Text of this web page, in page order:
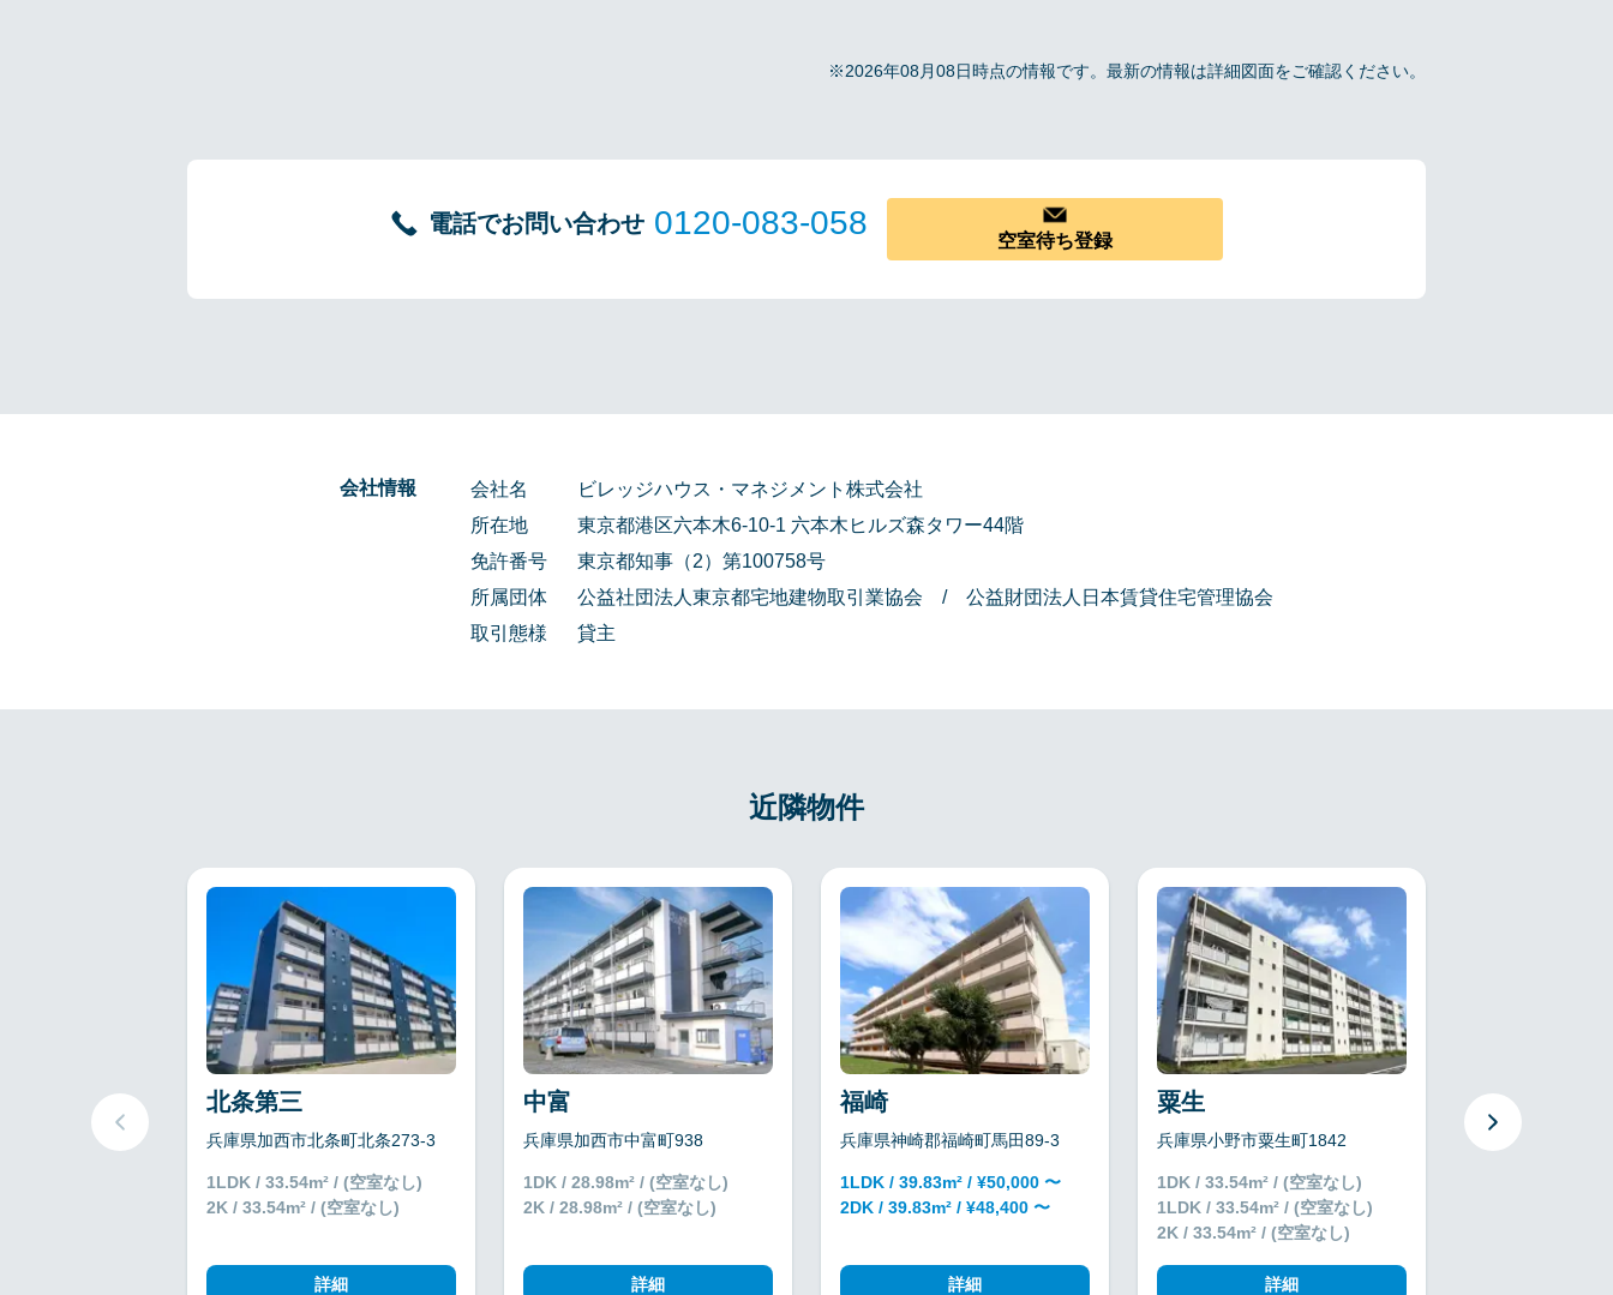
※2026年08月08日時点の情報です。最新の情報は詳細図面をご確認ください。
電話でお問い合わせ 0120-083-058 空室待ち登録
会社情報 会社名
ビレッジハウス・マネジメント株式会社
所在地
東京都港区六本木6-10-1 六本木ヒルズ森タワー44階
免許番号
東京都知事（2）第100758号
所属団体
公益社団法人東京都宅地建物取引業協会 / 公益財団法人日本賃貸住宅管理協会
取引態様
貸主
近隣物件
北条第三
兵庫県加西市北条町北条273-3
1LDK / 33.54m² / (空室なし)
2K / 33.54m² / (空室なし)
詳細
中富
兵庫県加西市中富町938
1DK / 28.98m² / (空室なし)
2K / 28.98m² / (空室なし)
詳細
福崎
兵庫県神崎郡福崎町馬田89-3
1LDK / 39.83m² / ¥50,000 〜
2DK / 39.83m² / ¥48,400 〜
詳細
粟生
兵庫県小野市粟生町1842
1DK / 33.54m² / (空室なし)
1LDK / 33.54m² / (空室なし)
2K / 33.54m² / (空室なし)
詳細
社
兵庫県加東市沢